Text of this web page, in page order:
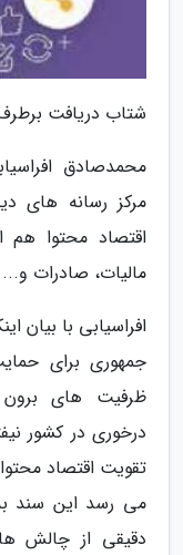
شتاب دریافت
محمدصادق
مرکز رسانه های
اقتصاد محتوا هم
مالیات، صادرات
افراسیابی با بیان
جمهوری برای
ظرفیت های برون
درخوری در کشور
تقویت اقتصاد
می رسد این سند
دقیقی از چالش